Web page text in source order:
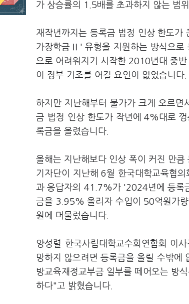
가 상승률의 1.5배를 초과하지 않는 범
재작년까지는 등록금 법정 인상 한도가
가장학금Ⅱ' 유형을 지원하는 방식으로
으로 어려워지기 시작한 2010년대 중
이 정부 기조를 어길 요인이 없었습니다.
하지만 지난해부터 물가가 크게 오르
금 법정 인상 한도가 작년에 4%대로
록금을 올렸습니다.
올해는 지난해보다 인상 폭이 커진 만
기자단이 지난해 6월 한국대학교육협
과 응답자의 41.7%가 '2024년에 등록
금을 3.95% 올리자 수입이 50억원가
원에 머물렀습니다.
양성렬 한국사립대학교수회연합회 이
망하지 않으려면 등록금을 올릴 수밖에
방교육재정교부금 일부를 떼어오는 방
하다"고 밝혔습니다.